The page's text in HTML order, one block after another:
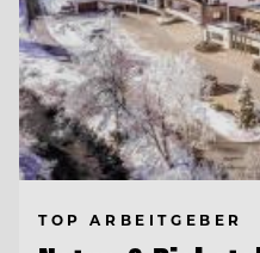
TOP ARBEITGEBER